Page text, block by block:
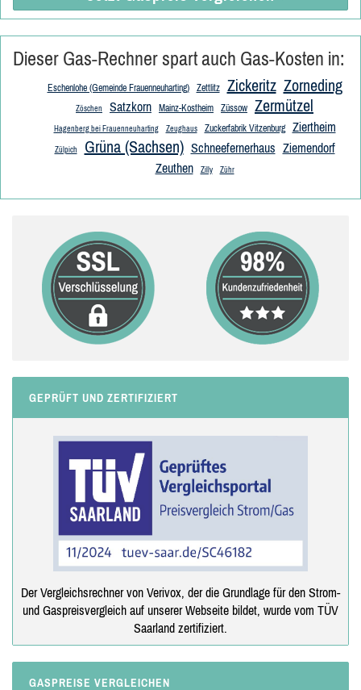
Dieser Gas-Rechner spart auch Gas-Kosten in:
Eschenlohe (Gemeinde Frauenneuharting) Zettlitz Zickeritz Zorneding
Zöschen Satzkorn Mainz-Kostheim Züssow Zermützel
Hagenberg bei Frauenneuharting Zeughaus Zuckerfabrik Vitzenburg Ziertheim
Zülpich Grüna (Sachsen) Schneefernerhaus Ziemendorf
Zeuthen
Zilly Zühr
GEPRÜFT UND ZERTIFIZIERT
Der Vergleichsrechner von Verivox, der die Grundlage für den Strom-
und Gaspreisvergleich auf unserer Webseite bildet, wurde vom TÜV
Saarland zertifiziert.
GASPREISE VERGLEICHEN